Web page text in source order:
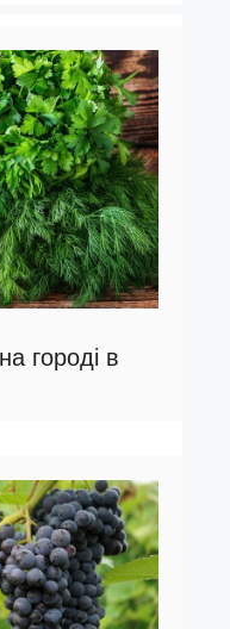
городі в